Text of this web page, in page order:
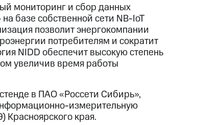
мониторинг и сбор данных
базе собственной сети NB-IoT
позволит энергокомпании
потребителям и сократит
NIDD обеспечит высокую степень
увеличив время работы
в ПАО «Россети Сибирь»,
измерительную
Красноярского края.